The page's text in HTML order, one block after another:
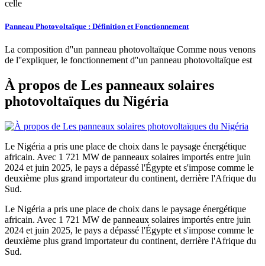
celle
Panneau Photovoltaïque : Définition et Fonctionnement
La composition d''un panneau photovoltaïque Comme nous venons
de l''expliquer, le fonctionnement d''un panneau photovoltaïque est
À propos de Les panneaux solaires
photovoltaïques du Nigéria
Le Nigéria a pris une place de choix dans le paysage énergétique
africain. Avec 1 721 MW de panneaux solaires importés entre juin
2024 et juin 2025, le pays a dépassé l'Égypte et s'impose comme le
deuxième plus grand importateur du continent, derrière l'Afrique du
Sud.
Le Nigéria a pris une place de choix dans le paysage énergétique
africain. Avec 1 721 MW de panneaux solaires importés entre juin
2024 et juin 2025, le pays a dépassé l'Égypte et s'impose comme le
deuxième plus grand importateur du continent, derrière l'Afrique du
Sud.